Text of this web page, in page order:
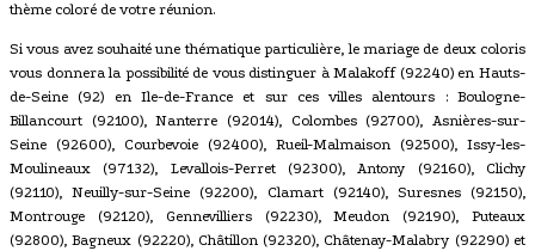
thème coloré de votre réunion.
Si vous avez souhaité une thématique particulière, le mariage de deux coloris
vous donnera la possibilité de vous distinguer à Malakoff (92240) en Hauts-
de-Seine (92) en Ile-de-France et sur ces villes alentours : Boulogne-
Billancourt (92100), Nanterre (92014), Colombes (92700), Asnières-sur-
Seine (92600), Courbevoie (92400), Rueil-Malmaison (92500), Issy-les-
Moulineaux (97132), Levallois-Perret (92300), Antony (92160), Clichy
(92110), Neuilly-sur-Seine (92200), Clamart (92140), Suresnes (92150),
Montrouge (92120), Gennevilliers (92230), Meudon (92190), Puteaux
(92800), Bagneux (92220), Châtillon (92320), Châtenay-Malabry (92290) et